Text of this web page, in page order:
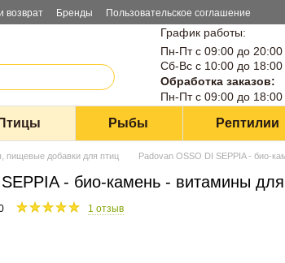
возврат Бренды
Пользовательское соглашение
График работы:
Пн-Пт с 09:00 до 20:00
Сб-Вс с 10:00 до 18:00
Обработка заказов:
Пн-Пт с 09:00 до 18:00
Птицы Рыбы Рептилии
пищевые добавки для птиц Padovan OSSO DI SEPPIA - био-
- био-камень - витамины
1 отзыв